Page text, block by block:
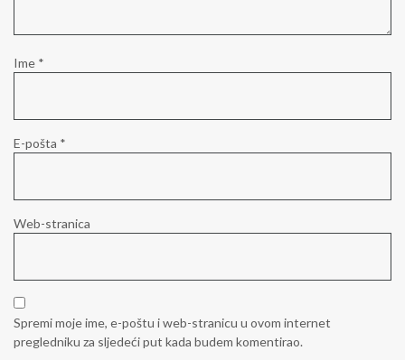
Ime *
E-pošta *
Web-stranica
Spremi moje ime, e-poštu i web-stranicu u ovom internet
pregledniku za sljedeći put kada budem komentirao.